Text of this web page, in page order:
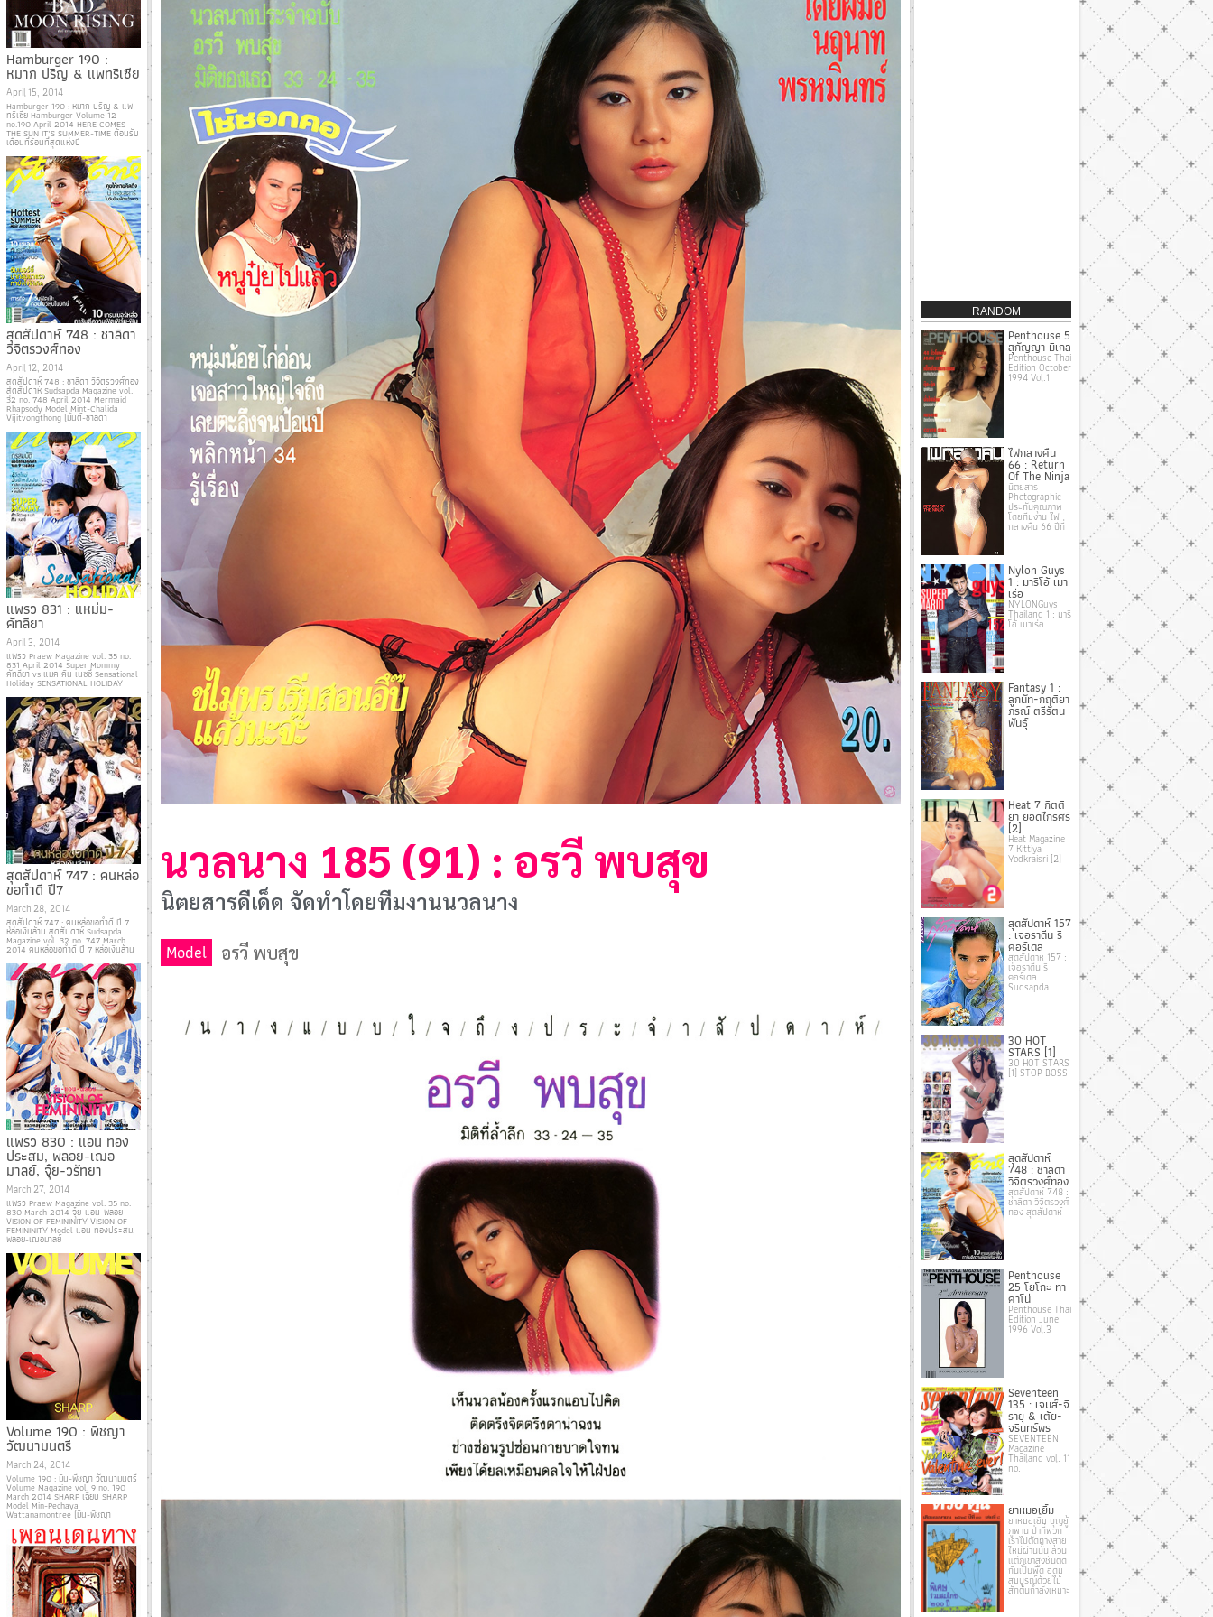
Hamburger 190 :
หมาก ปริญ & แพทริเซีย
April 15, 2014
Hamburger 190 : หมาก ปริญ & แพ
ทริเซีย Hamburger Volume 12
no.190 April 2014 HERE COMES
THE SUN IT’S SUMMER-TIME ต้อนรับ
เดือนที่ร้อนที่สุดแห่งปี
สุดสัปดาห์ 748 : ชาลิดา
วิจิตรวงศ์ทอง
April 12, 2014
สุดสัปดาห์ 748 : ชาลิดา วิจิตรวงศ์ทอง
สุดสัปดาห์ Sudsapda Magazine vol.
32 no. 748 April 2014 Mermaid
Rhapsody Model Mint-Chalida
Vijitvongthong (มิ้นต์-ชาลิดา
แพรว 831 : แหม่ม-
คัทลียา
April 3, 2014
แพรว Praew Magazine vol. 35 no.
831 April 2014 Super Mommy
คัทลียา vs แมค คิน เนซซี่ Sensational
Holiday SENSATIONAL HOLIDAY
สุดสัปดาห์ 747 : คนหล่อ
ขอทำดี ปี7
March 28, 2014
สุดสัปดาห์ 747 : คนหล่อขอทำดี ปี 7
หล่อเงินล้าน สุดสัปดาห์ Sudsapda
Magazine vol. 32 no. 747 March
2014 คนหล่อขอทำดี ปี 7 หล่อเงินล้าน
แพรว 830 : แอน ทอง
ประสม, พลอย-เฌอ
มาลย์, จุ๋ย-วรัทยา
March 27, 2014
แพรว Praew Magazine vol. 35 no.
830 March 2014 จุ๋ย-แอน-พลอย
VISION OF FEMININITY VISION OF
FEMININITY Model แอน ทองประสม,
พลอย-เฌอมาลย์
Volume 190 : พีชญา
วัฒนามนตรี
March 24, 2014
Volume 190 : มิน-พีชญา วัฒนามนตรี
Volume Magazine vol. 9 no. 190
March 2014 SHARP เฉียบ SHARP
Model Min-Pechaya
Wattanamontree (มิน-พีชญา
นวลนาง 185 (91) : อรวี พบสุข
นิตยสารดีเด็ด จัดทําโดยทีมงานนวลนาง
Model อรวี พบสุข
RANDOM
Penthouse 5
สุกัญญา มิเกล
Penthouse Thai
Edition October
1994 Vol.1
ไฟกลางคืน
66 : Return
Of The Ninja
นิตยสาร
Photographic
ประกันคุณภาพ
โดยทีมงาน ไฟ
กลางคืน 66 ปีที่
Nylon Guys
1 : มาริโอ้ เมา
เร่อ
NYLONGuys
Thailand 1 : มาริ
โอ้ เมาเร่อ
Fantasy 1 :
ลูกนัท-กฤติยา
ภรณ์ ตรีรัตน
พันธุ์
Heat 7 กิตติ
ยา ยอดไกรศรี
[2]
Heat Magazine
7 Kittiya
Yodkraisri [2]
สุดสัปดาห์ 157
: เจอราดีน ริ
คอร์เดล
สุดสัปดาห์ 157 :
เจอราดีน ริ
คอร์เดล
Sudsapda
30 HOT
STARS [1]
30 HOT STARS
[1] STOP BOSS
สุดสัปดาห์
748 : ชาลิดา
วิจิตรวงศ์ทอง
สุดสัปดาห์ 748 :
ชาลิดา วิจิตรวงศ์
ทอง สุดสัปดาห์
Penthouse
25 โยโกะ ทา
คาโน่
Penthouse Thai
Edition June
1996 Vol.3
Seventeen
135 : เจมส์-จิ
รายุ & เต้ย-
จรินทร์พร
SEVENTEEN
Magazine
Thailand vol. 11
no.
ยาหมอเยิ้ม
ยาหมอเยิ้ม บุญยู้
ภูพาน ป่าที่พวก
เราไปตัดทางสาย
ใหม่ผ่านนั้น ล้วน
แต่ภูเขาสูงชันติด
กันเป็นพืด อุดม
สมบูรณ์ด้วยไม้
สักต้นกําลังเหมาะ